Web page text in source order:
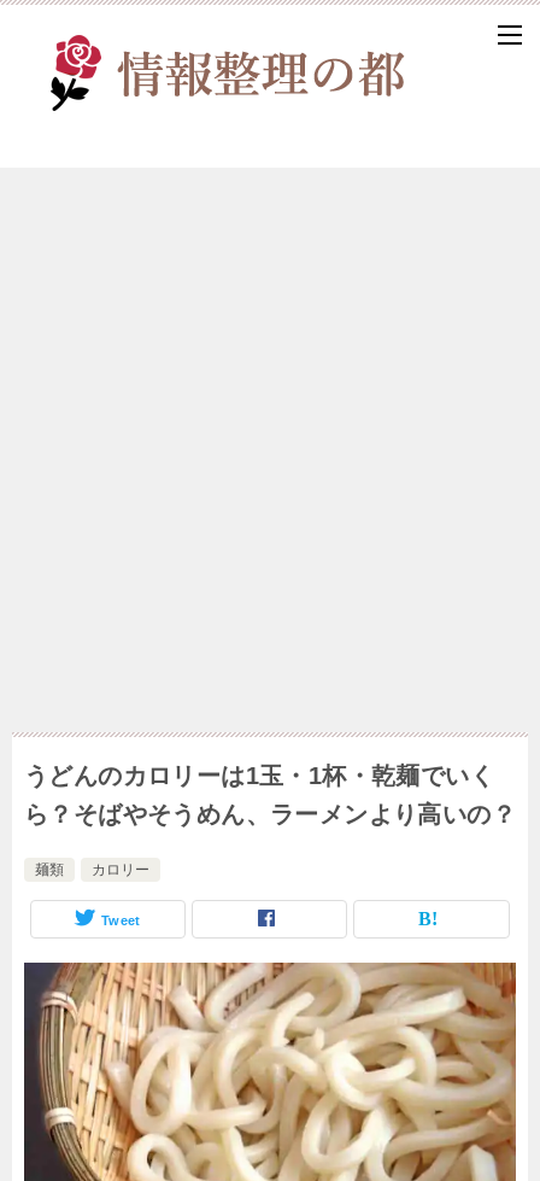
うどんのカロリーは1玉・1杯・乾麺でいく
ら？そばやそうめん、ラーメンより高いの？
麺類 カロリー
Tweet